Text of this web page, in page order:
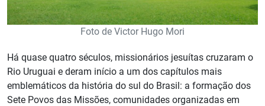
Foto de Victor Hugo Mori
Há quase quatro séculos, missionários jesuítas cruzaram o
Rio Uruguai e deram início a um dos capítulos mais
emblemáticos da história do sul do Brasil: a formação dos
Sete Povos das Missões, comunidades organizadas em